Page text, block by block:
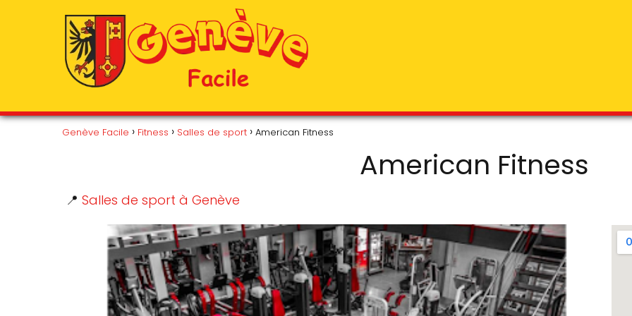
Genève Facile Fitness Salles de sport American Fitness
American Fitness
📍 Salles de sport à Genève